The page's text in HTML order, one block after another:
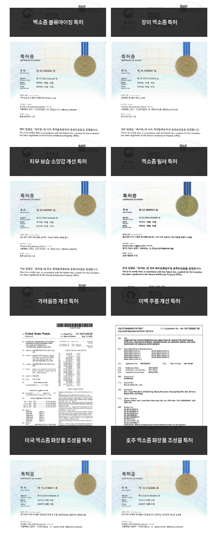
벡소좀 볼류마이징 특허 장미 엑소좀 특허
피부 보습 소양감 개선 특허 엑소좀 필러 특허
가려움증 개선 특허 미백 주름 개선 특허
미국 엑소좀 화장품 조성물 특허 호주 엑소좀 화장품 조성물 특허